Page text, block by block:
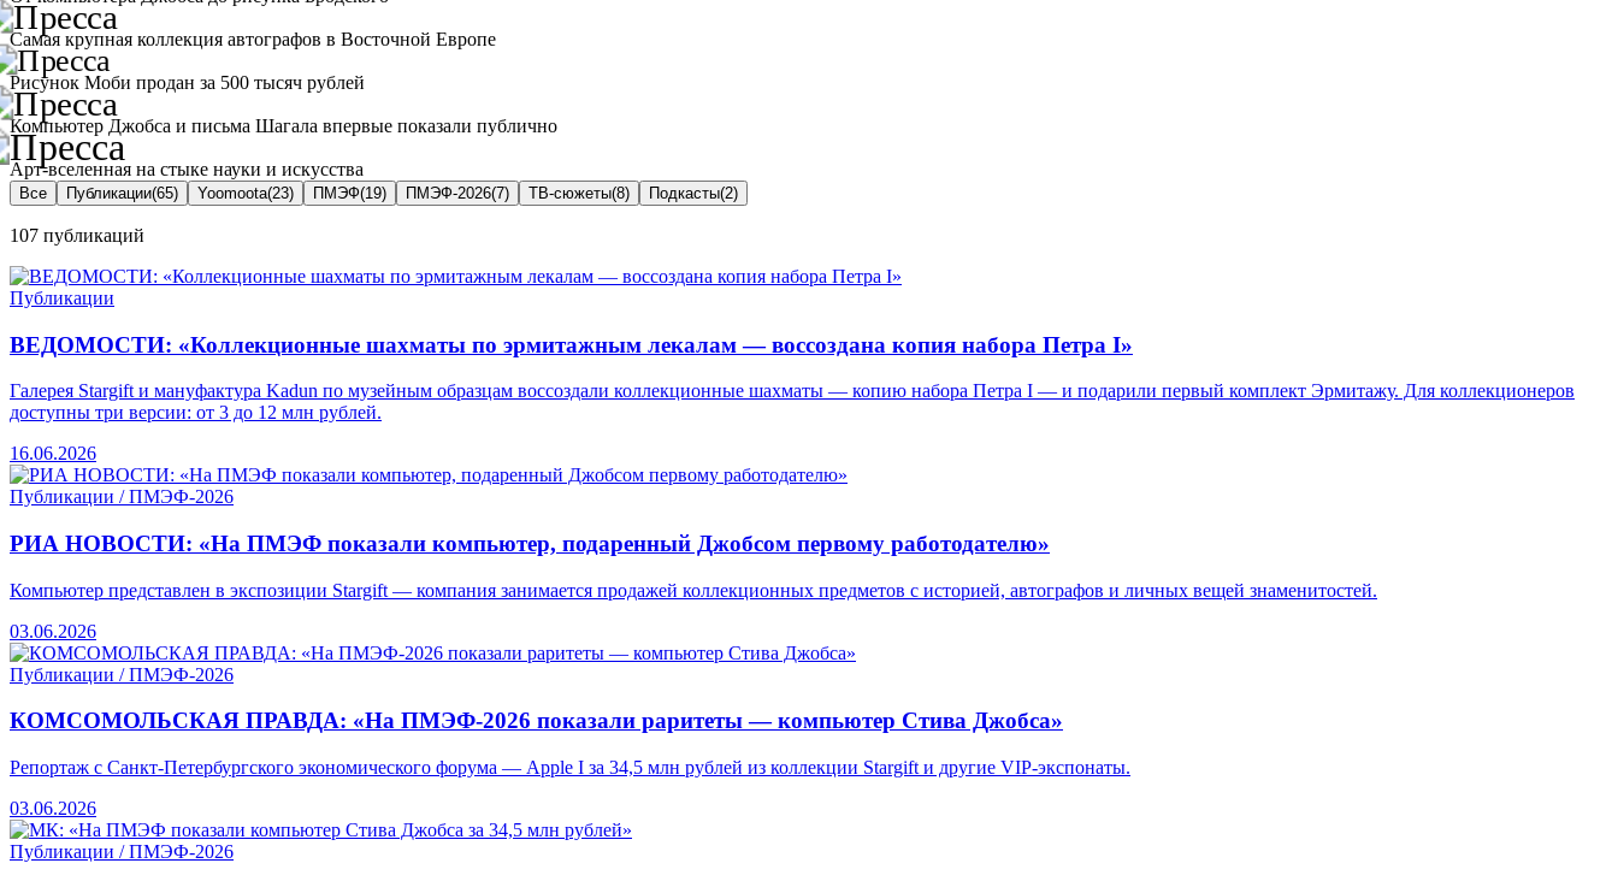
Самая крупная коллекция автографов в Восточной Европе
Рисунок Моби продан за 500 тысяч рублей
Компьютер Джобса и письма Шагала впервые показали публично
Арт-вселенная на стыке науки и искусства
Все Публикации(65) Yoomoota(23) ПМЭФ(19) ПМЭФ-2026(7) ТВ-сюжеты(8) Подкасты(2)
107 публикаций
Публикации
ВЕДОМОСТИ: «Коллекционные шахматы по эрмитажным лекалам — воссоздана копия набора Петра I»
Галерея Stargift и мануфактура Kadun по музейным образцам воссоздали коллекционные шахматы — копию набора Петра I — и подарили первый комплект Эрмитажу. Для коллекционеров
доступны три версии: от 3 до 12 млн рублей.
16.06.2026
Публикации / ПМЭФ-2026
РИА НОВОСТИ: «На ПМЭФ показали компьютер, подаренный Джобсом первому работодателю»
Компьютер представлен в экспозиции Stargift — компания занимается продажей коллекционных предметов с историей, автографов и личных вещей знаменитостей.
03.06.2026
Публикации / ПМЭФ-2026
КОМСОМОЛЬСКАЯ ПРАВДА: «На ПМЭФ-2026 показали раритеты — компьютер Стива Джобса»
Репортаж с Санкт-Петербургского экономического форума — Apple I за 34,5 млн рублей из коллекции Stargift и другие VIP-экспонаты.
03.06.2026
Публикации / ПМЭФ-2026